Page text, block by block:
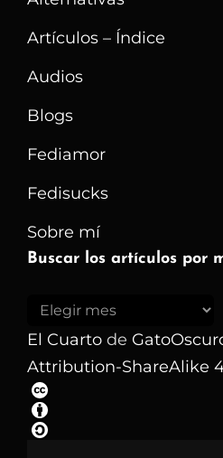
Artículos – Índice
Audios
Blogs
Fediamor
Fedisucks
Sobre mí
Buscar los artículos por
Buscar
los
artículos
por
mes
El Cuarto de
Attribution-ShareAlike